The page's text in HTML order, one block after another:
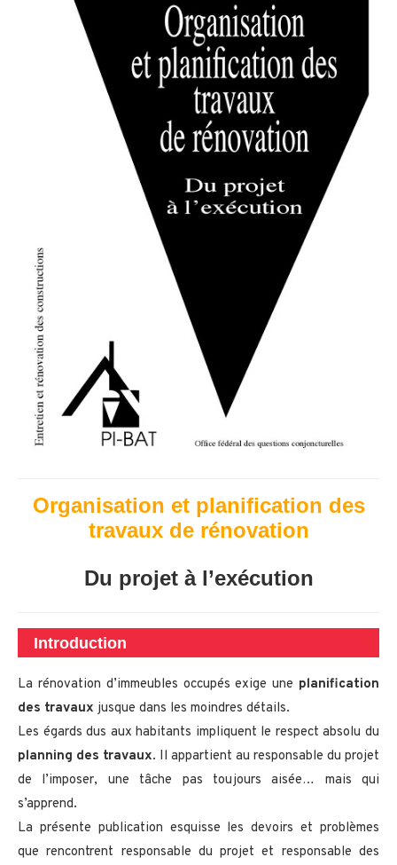
Organisation et planification des
travaux de rénovation
Du projet à l’exécution
Introduction
La rénovation d’immeubles occupés exige une planification
des travaux jusque dans les moindres détails.
Les égards dus aux habitants impliquent le respect absolu du
planning des travaux. Il appartient au responsable du projet
de l’imposer, une tâche pas toujours aisée… mais qui
s’apprend.
La présente publication esquisse les devoirs et problèmes
que rencontrent responsable du projet et responsable des